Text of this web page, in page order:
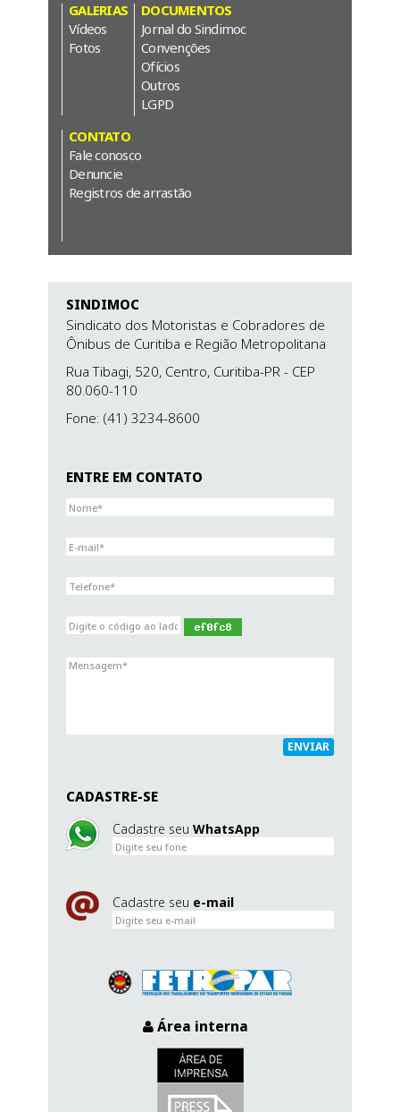
GALERIAS
Vídeos
Fotos
DOCUMENTOS
Jornal do Sindimoc
Convenções
Ofícios
Outros
LGPD
CONTATO
Fale conosco
Denuncie
Registros de arrastão
SINDIMOC
Sindicato dos Motoristas e Cobradores de
Ônibus de Curitiba e Região Metropolitana
Rua Tibagi, 520, Centro, Curitiba-PR - CEP
80.060-110
Fone: (41) 3234-8600
ENTRE EM CONTATO
ENVIAR
CADASTRE-SE
Cadastre seu WhatsApp
Cadastre seu e-mail
Área interna